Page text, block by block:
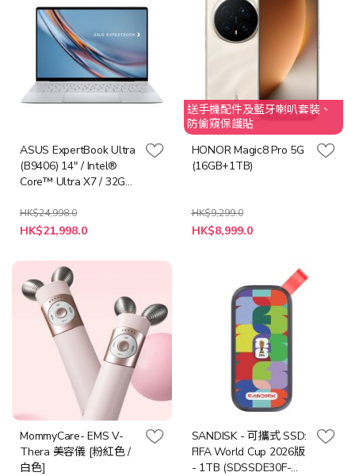
ASUS ExpertBook Ultra
(B9406) 14" / Intel®
Core™ Ultra X7 / 32GB
HK$24,998.0
特
殊
格
HK$21,998.0
送手機配件及藍牙喇叭套裝、
防偷窺保護貼
HONOR Magic8 Pro 5G
(16GB+1TB)
HK$9,299.0
HK$8,999.0
MommyCare- EMS V-
Thera 美容儀 [粉紅色 /
白色]
SANDISK - 可攜式 SSD:
FIFA World Cup 2026版
- 1TB (SDSSDE30F-